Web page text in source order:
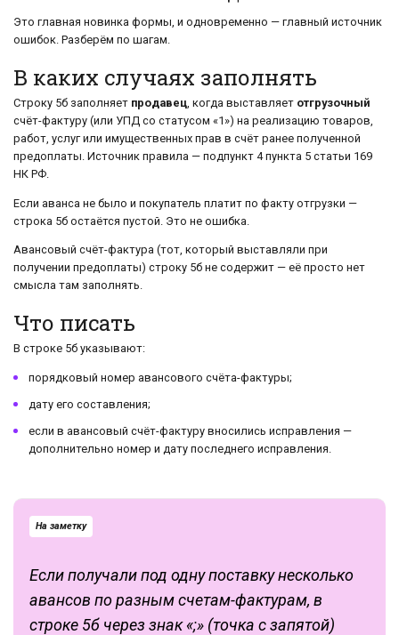
Это главная новинка формы, и одновременно — главный источник
ошибок. Разберём по шагам.
В каких случаях заполнять
Строку 5б заполняет продавец , когда выставляет отгрузочный
счёт-фактуру (или УПД со статусом «1») на реализацию товаров,
работ, услуг или имущественных прав в счёт ранее полученной
предоплаты. Источник правила — подпункт 4 пункта 5 статьи 169
НК РФ.
Если аванса не было и покупатель платит по факту отгрузки —
строка 5б остаётся пустой. Это не ошибка.
Авансовый счёт-фактура (тот, который выставляли при
получении предоплаты) строку 5б не содержит — её просто нет
смысла там заполнять.
Что писать
В строке 5б указывают:
порядковый номер авансового счёта-фактуры;
дату его составления;
если в авансовый счёт-фактуру вносились исправления —
дополнительно номер и дату последнего исправления.
На заметку
Если получали под одну поставку несколько
авансов по разным счетам-фактурам, в
строке 5б через знак «;» (точка с запятой)